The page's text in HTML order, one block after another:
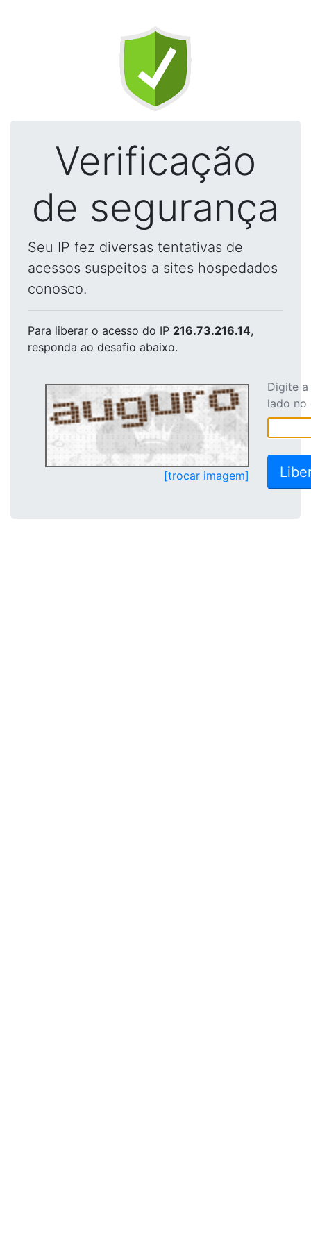
Verificação
de segurança
Seu IP fez diversas tentativas de
acessos suspeitos a sites hospedados
conosco.
Para liberar o acesso do IP 216.73.216.14,
responda ao desafio abaixo.
[trocar imagem]
Digite
lado no